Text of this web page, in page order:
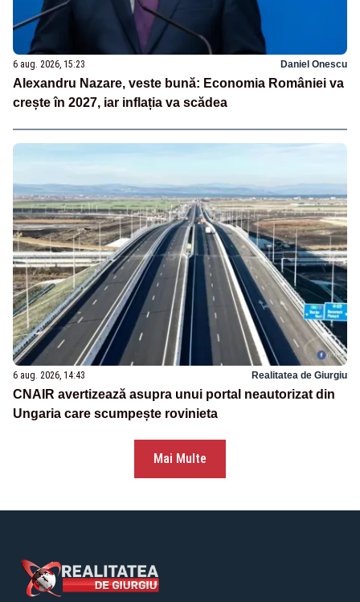
6 aug. 2026, 15:23 Daniel Onescu
Alexandru Nazare, veste bună: Economia României va
crește în 2027, iar inflația va scădea
6 aug. 2026, 14:43 Realitatea de Giurgiu
CNAIR avertizează asupra unui portal neautorizat din
Ungaria care scumpește rovinieta
Mai Multe